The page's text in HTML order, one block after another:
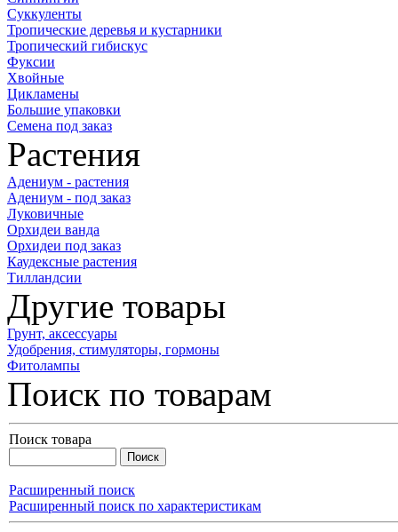
Суккуленты
Тропические деревья и кустарники
Тропический гибискус
Фуксии
Хвойные
Цикламены
Большие упаковки
Семена под заказ
Растения
Адениум - растения
Адениум - под заказ
Луковичные
Орхидеи ванда
Орхидеи под заказ
Каудексные растения
Тилландсии
Другие товары
Грунт, аксессуары
Удобрения, стимуляторы, гормоны
Фитолампы
Поиск по товарам
Поиск товара
Расширенный поиск
Расширенный поиск по характеристикам